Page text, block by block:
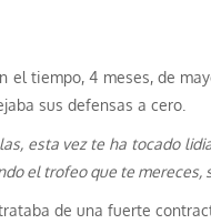
tiempo, 4 meses, de
sus defensas a cero.
esta vez te ha tocado
el trofeo que te mereces,
de una fuerte